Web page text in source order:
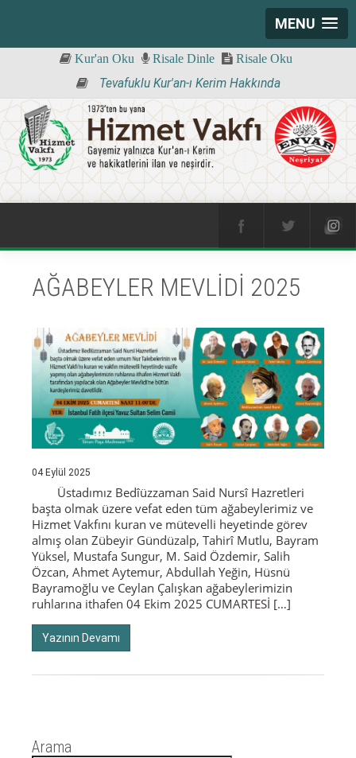
MENU
Kur'an Oku Risale Dinle Risale Oku
Tevafuklu Kur'an-ı Kerim Hakkında
AĞABEYLER MEVLİDİ 2025
04 Eylül 2025
Üstadımız Bedîüzzaman Said Nursî Hazretleri
başta olmak üzere vefat eden tüm ağabeylerimiz ve
Hizmet Vakfını kuran ve mütevelli heyetinde görev
almış olan Zübeyir Gündüzalp, Tahirî Mutlu, Bayram
Yüksel, Mustafa Sungur, M. Said Özdemir, Salih
Özcan, Ahmet Aytemur, Abdullah Yeğin, Hüsnü
Bayramoğlu ve Ceylan Çalışkan ağabeylerimizin
ruhlarına ithafen 04 Ekim 2025 CUMARTESİ […]
Yazının Devamı
Arama